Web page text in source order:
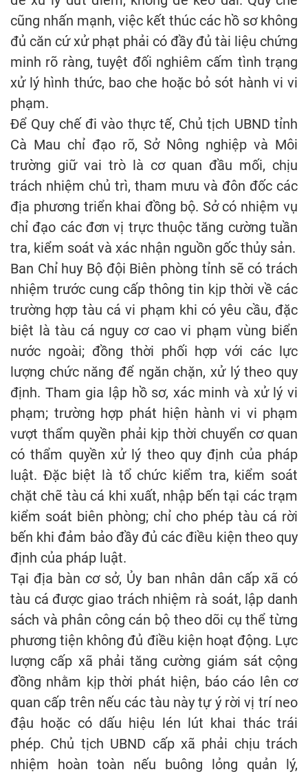
cũng nhấn mạnh, việc kết thúc các hồ sơ không
đủ căn cứ xử phạt phải có đầy đủ tài liệu chứng
minh rõ ràng, tuyệt đối nghiêm cấm tình trạng
xử lý hình thức, bao che hoặc bỏ sót hành vi vi
phạm.
Để Quy chế đi vào thực tế, Chủ tịch UBND tỉnh
Cà Mau chỉ đạo rõ, Sở Nông nghiệp và Môi
trường giữ vai trò là cơ quan đầu mối, chịu
trách nhiệm chủ trì, tham mưu và đôn đốc các
địa phương triển khai đồng bộ. Sở có nhiệm vụ
chỉ đạo các đơn vị trực thuộc tăng cường tuần
tra, kiểm soát và xác nhận nguồn gốc thủy sản.
Ban Chỉ huy Bộ đội Biên phòng tỉnh sẽ có trách
nhiệm trước cung cấp thông tin kịp thời về các
trường hợp tàu cá vi phạm khi có yêu cầu, đặc
biệt là tàu cá nguy cơ cao vi phạm vùng biển
nước ngoài; đồng thời phối hợp với các lực
lượng chức năng để ngăn chặn, xử lý theo quy
định. Tham gia lập hồ sơ, xác minh và xử lý vi
phạm; trường hợp phát hiện hành vi vi phạm
vượt thẩm quyền phải kịp thời chuyển cơ quan
có thẩm quyền xử lý theo quy định của pháp
luật. Đặc biệt là tổ chức kiểm tra, kiểm soát
chặt chẽ tàu cá khi xuất, nhập bến tại các trạm
kiểm soát biên phòng; chỉ cho phép tàu cá rời
bến khi đảm bảo đầy đủ các điều kiện theo quy
định của pháp luật.
Tại địa bàn cơ sở, Ủy ban nhân dân cấp xã có
tàu cá được giao trách nhiệm rà soát, lập danh
sách và phân công cán bộ theo dõi cụ thể từng
phương tiện không đủ điều kiện hoạt động. Lực
lượng cấp xã phải tăng cường giám sát cộng
đồng nhằm kịp thời phát hiện, báo cáo lên cơ
quan cấp trên nếu các tàu này tự ý rời vị trí neo
đậu hoặc có dấu hiệu lén lút khai thác trái
phép. Chủ tịch UBND cấp xã phải chịu trách
nhiệm hoàn toàn nếu buông lỏng quản lý,